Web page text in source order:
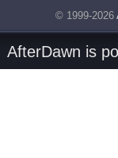
© 1999-2026
AfterDawn is